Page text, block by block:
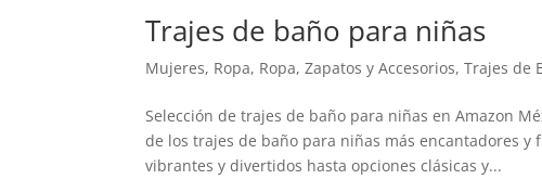
Trajes de baño para niñas
Mujeres, Ropa, Ropa, Zapatos y Accesorios,Trajes de
Selección de trajes de baño para niñas en Amazon
de los trajes de baño para niñas más encantadores
vibrantes y divertidos hasta opciones clásicas y...